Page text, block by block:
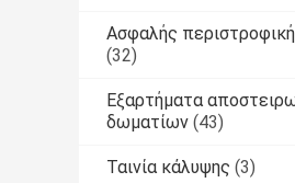
Ασφαλής
(32)
Εξαρτήματα
δωματίων (43)
Ταινία κάλυψης (3)